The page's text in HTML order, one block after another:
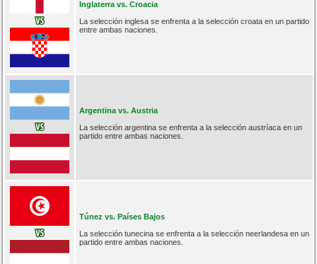
Inglaterra vs. Croacia
La selección inglesa se enfrenta a la selección croata en un partido
entre ambas naciones.
Argentina vs. Austria
La selección argentina se enfrenta a la selección austríaca en un
partido entre ambas naciones.
Túnez vs. Países Bajos
La selección tunecina se enfrenta a la selección neerlandesa en un
partido entre ambas naciones.